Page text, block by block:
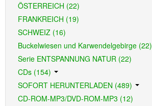
ÖSTERREICH (22)
FRANKREICH (19)
SCHWEIZ (16)
Buckelwiesen und Karwendelgebirge (22)
Serie ENTSPANNUNG NATUR (22)
CDs (154)
SOFORT HERUNTERLADEN (489)
CD-ROM-MP3/DVD-ROM-MP3 (12)